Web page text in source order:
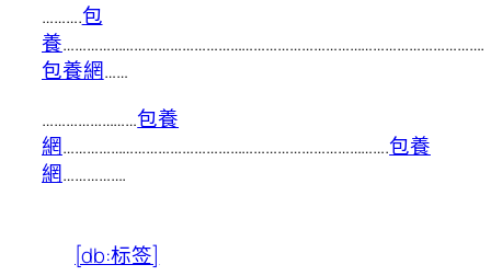
……….包
養…………………………………………………………………………………………….
包養網……
……………………包養
網……………………………………………………………………….包養
網…………….
[db:标签]